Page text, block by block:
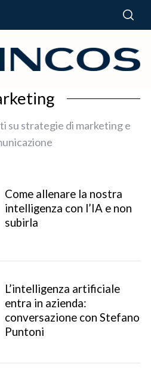
su strategie di marketing e
Come allenare la nostra
intelligenza con l’IA e non
subirla
L’intelligenza artificiale
entra in azienda:
conversazione con Stefano
Puntoni